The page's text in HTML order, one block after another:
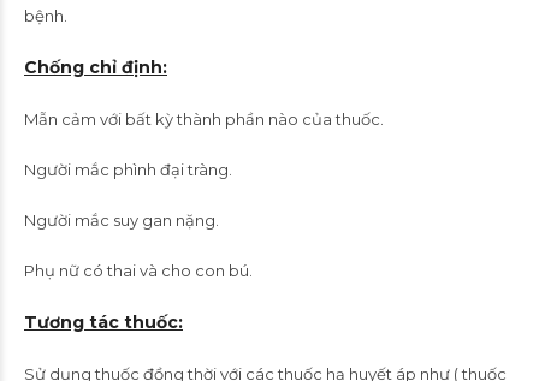
bệnh.
Chống chỉ định:
Mẫn cảm với bất kỳ thành phần nào của thuốc.
Người mắc phình đại tràng.
Người mắc suy gan nặng.
Phụ nữ có thai và cho con bú.
Tương tác thuốc:
Sử dụng thuốc đồng thời với các thuốc hạ huyết áp như ( thuốc